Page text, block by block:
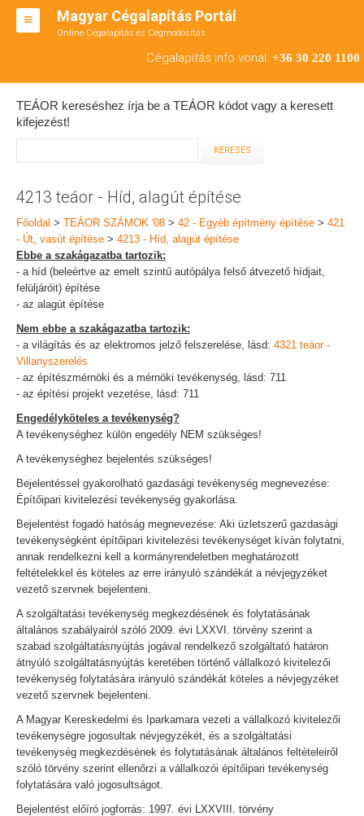
Magyar Cégalapítás Portál
Online Cégalapítás és Cégmódosítás
Cégalapítás info vonal: +36 30 220 1100
BT ALAPÍTÁS
RT ALAPÍTÁS
TEÁOR SZÁMOK '08
ENGEDÉLYKÖTELES
KAPCSOLAT
TEÁOR kereséshez írja be a TEÁOR kódot vagy a keresett
kifejezést!
4213 teáor - Híd, alagút építése
Főoldal > TEÁOR SZÁMOK '08 > 42 - Egyéb építmény építése > 421
- Út, vasút építése > 4213 - Híd, alagút építése
Ebbe a szakágazatba tartozik:
- a híd (beleértve az emelt szintű autópálya felső átvezető hídjait,
felüljáróit) építése
- az alagút építése
Nem ebbe a szakágazatba tartozik:
- a világítás és az elektromos jelző felszerelése, lásd: 4321 teáor -
Villanyszerelés
- az építészmérnöki és a mérnöki tevékenység, lásd: 711
- az építési projekt vezetése, lásd: 711
Engedélyköteles a tevékenység?
A tevékenységhez külön engedély NEM szükséges!
A tevékenységhez bejelentés szükséges!
Bejelentéssel gyakorolható gazdasági tevékenység megnevezése:
Építőipari kivitelezési tevékenység gyakorlása.
Bejelentést fogadó hatóság megnevezése: Aki üzletszerű gazdasági
tevékenységként építőipari kivitelezési tevékenységet kíván folytatni,
annak rendelkezni kell a kormányrendeletben meghatározott
feltételekkel és köteles az erre irányuló szándékát a névjegyzéket
vezető szervnek bejelenteni.
A szolgáltatási tevékenység megkezdésének és folytatásának
általános szabályairól szóló 2009. évi LXXVI. törvény szerint a
szabad szolgáltatásnyújtás jogával rendelkező szolgáltató határon
átnyúló szolgáltatásnyújtás keretében történő vállalkozó kivitelezői
tevékenység folytatására irányuló szándékát köteles a névjegyzéket
vezető szervnek bejelenteni.
A Magyar Kereskedelmi és Iparkamara vezeti a vállalkozó kivitelezői
tevékenységre jogosultak névjegyzékét, és a szolgáltatási
tevékenység megkezdésének és folytatásának általános feltételeiről
szóló törvény szerint ellenőrzi a vállalkozói építőipari tevékenység
folytatására való jogosultságot.
Bejelentést előíró jogforrás: 1997. évi LXXVIII. törvény